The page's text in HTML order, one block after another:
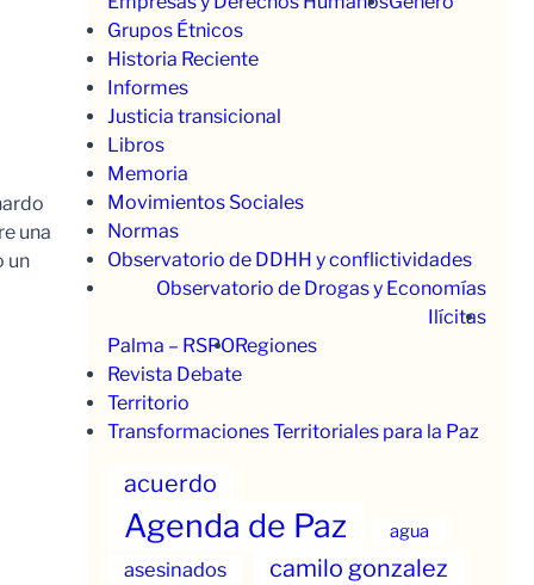
una
un
Grupos Étnicos
Historia Reciente
Informes
Justicia transicional
Libros
Memoria
Movimientos Sociales
Normas
Observatorio de DDHH y conflictividades
Observatorio de Drogas y Economías
Ilícitas
Palma – RSPORegiones
Revista Debate
Territorio
Transformaciones Territoriales para la Paz
acuerdo
Agenda de Paz agua
asesinados camilo gonzalez